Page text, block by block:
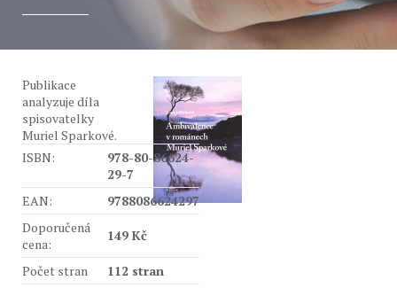
Publikace
analyzuje díla
spisovatelky
Muriel Sparkové.
ISBN:
978-80-86624-
29-7
EAN:
9788086624297
Doporučená
cena:
149 Kč
Počet stran
112 stran